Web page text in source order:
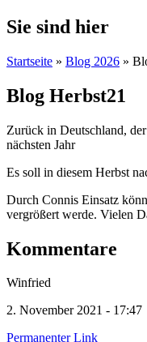
Sie sind hier
Startseite » Blog 2026 »
Blog Herbst21
Zurück in Deutschland,
nächsten Jahr
Es soll in diesem Herbst
Durch Connis Einsatz
vergrößert werde. Vielen
Kommentare
Winfried
2. November 2021 - 17:47
Permanenter Link